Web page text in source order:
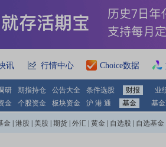
讯 行情中心 Choice数据
研 期指持仓 公告大全 条件选股 财报 业
金 个股资金 板块资金 沪 港 通 基金 基
金 港股 美股 期货 外汇 黄金 自选股 自选基金